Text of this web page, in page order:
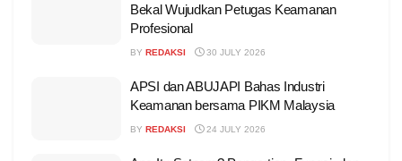
Bekal Wujudkan Petugas Keamanan
Profesional
BY REDAKSI 30 JULY 2026
APSI dan ABUJAPI Bahas Industri
Keamanan bersama PIKM Malaysia
BY REDAKSI 24 JULY 2026